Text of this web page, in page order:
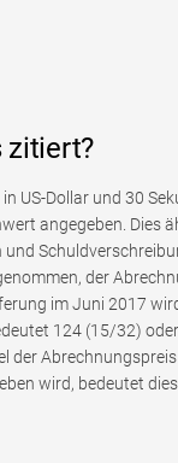
zitiert?
US-Dollar und 30
angegeben. Dies
und
der
im Juni 2017
124 (15/32)
der
wird, bedeutet